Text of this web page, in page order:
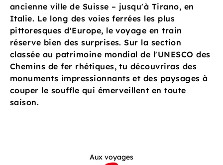
ancienne ville de Suisse – jusqu'à Tirano, en
Italie. Le long des voies ferrées les plus
pittoresques d'Europe, le voyage en train
réserve bien des surprises. Sur la section
classée au patrimoine mondial de l'UNESCO des
Chemins de fer rhétiques, tu découvriras des
monuments impressionnants et des paysages à
couper le souffle qui émerveillent en toute
saison.
Aux voyages